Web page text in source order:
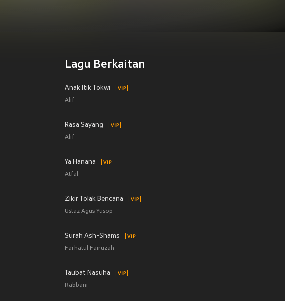
Lagu Berkaitan
Anak Itik Tokwi
Alif
Rasa Sayang
Alif
Ya Hanana
Atfal
Zikir Tolak Bencana
Ustaz Agus Yusop
Surah Ash-Shams
Farhatul Fairuzah
Taubat Nasuha
Rabbani